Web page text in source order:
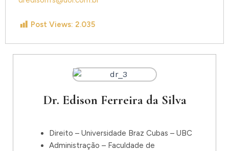
Post Views: 2.035
Dr. Edison Ferreira da Silva
Direito – Universidade Braz Cubas – UBC
Administração – Faculdade de